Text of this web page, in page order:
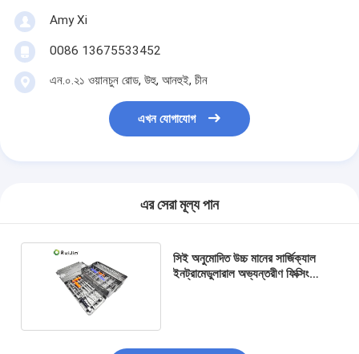
Amy Xi
0086 13675533452
এন.০.২১ ওয়ানচুন রোড, উহু, আনহুই, চীন
এখন যোগাযোগ
এর সেরা মূল্য পান
সিই অনুমোদিত উচ্চ মানের সার্জিক্যাল
ইনট্রামেডুলারাল অভ্যন্তরীণ ফিক্সিং